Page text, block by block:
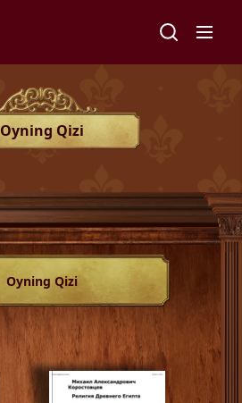
Oyning Qizi
Oyning Qizi